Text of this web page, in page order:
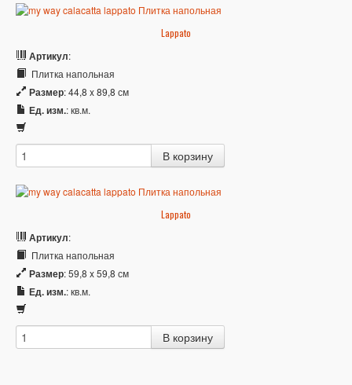
Lappato
Артикул:
Плитка напольная
Размер: 44,8 x 89,8 см
Ед. изм.: кв.м.
Lappato
Артикул:
Плитка напольная
Размер: 59,8 x 59,8 см
Ед. изм.: кв.м.